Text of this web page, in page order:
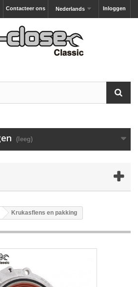
Inloggen
Nederlands
Contacteer ons
(leeg)
Krukasflens en pakking